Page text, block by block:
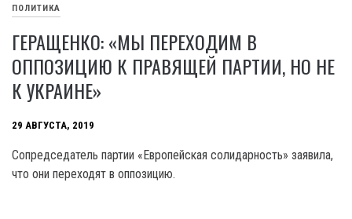
ПОЛИТИКА
ГЕРАЩЕНКО: «МЫ ПЕРЕХОДИМ В
ОППОЗИЦИЮ К ПРАВЯЩЕЙ ПАРТИИ, НО НЕ
К УКРАИНЕ»
29 АВГУСТА, 2019
Сопредседатель партии «Европейская солидарность» заявила,
что они переходят в оппозицию.